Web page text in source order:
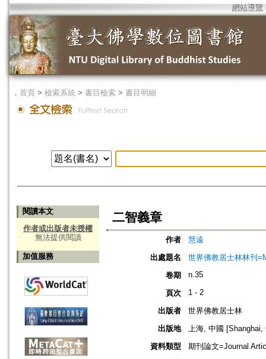
網站導覽
． 首頁 > 檢索系統 > 書目檢索 > 書目明細
閱讀本文
作者或出版者未授權
無法提供閱讀
加值服務
二智義章
作者
慧遠
出處題名
世界佛教居士林林刊
卷期
n.35
頁次 1 - 2
出版者
世界佛教居士林
出版地
上海, 中國 [Shanghai,
資料類型
期刊論文=Journal